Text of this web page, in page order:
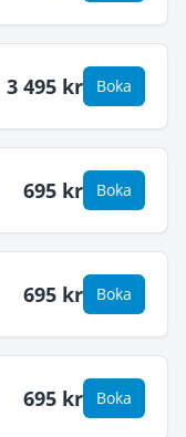
3 495 kr Boka
695 kr Boka
695 kr Boka
695 kr Boka